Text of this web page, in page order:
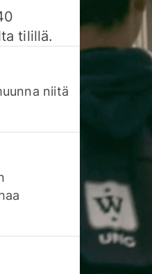
tilillä.
niitä